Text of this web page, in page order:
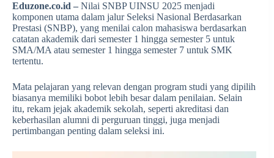
Eduzone.co.id – Nilai SNBP UINSU 2025 menjadi
komponen utama dalam jalur Seleksi Nasional Berdasarkan
Prestasi (SNBP), yang menilai calon mahasiswa berdasarkan
catatan akademik dari semester 1 hingga semester 5 untuk
SMA/MA atau semester 1 hingga semester 7 untuk SMK
tertentu.
Mata pelajaran yang relevan dengan program studi yang dipilih
biasanya memiliki bobot lebih besar dalam penilaian. Selain
itu, rekam jejak akademik sekolah, seperti akreditasi dan
keberhasilan alumni di perguruan tinggi, juga menjadi
pertimbangan penting dalam seleksi ini.